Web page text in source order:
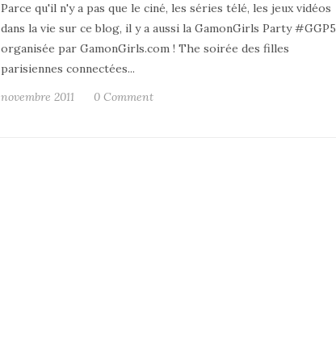
Parce qu'il n'y a pas que le ciné, les séries télé, les jeux vidéos
dans la vie sur ce blog, il y a aussi la GamonGirls Party #GGP5
organisée par GamonGirls.com ! The soirée des filles
parisiennes connectées...
novembre 2011
0 Comment